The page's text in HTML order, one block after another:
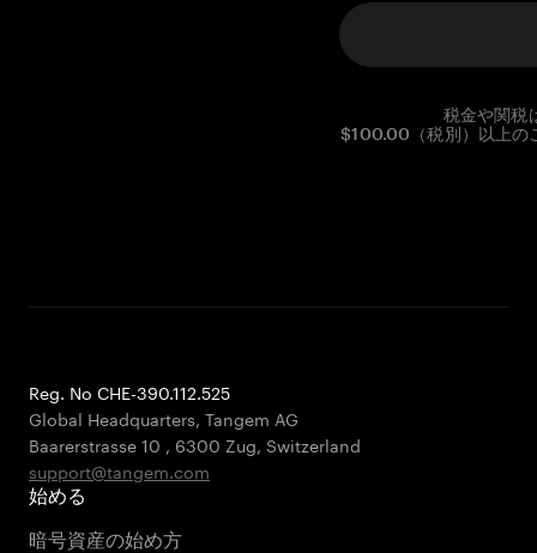
税金や関税
$100.00（税別）以上の
Reg. No CHE-390.112.525
Global Headquarters, Tangem AG
Baarerstrasse 10 , 6300 Zug, Switzerland
support@tangem.com
始める
暗号資産の始め方